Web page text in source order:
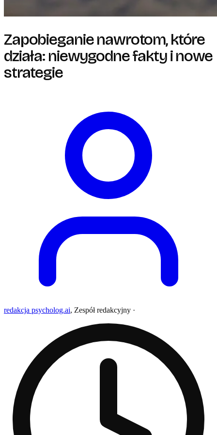
Zapobieganie nawrotom, które
działa: niewygodne fakty i nowe
strategie
redakcja psycholog.ai, Zespół redakcyjny ·